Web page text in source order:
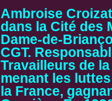
Ambroise
dans la Cité des
Dame-de-
CGT.
Travailleurs de
menant les
la France,